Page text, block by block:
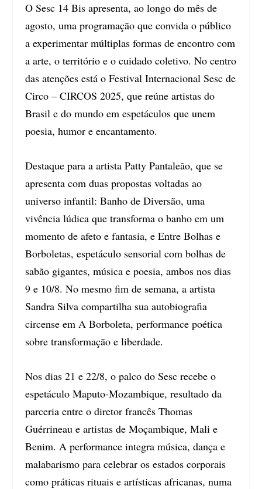
O Sesc 14 Bis apresenta, ao longo do mês de
agosto, uma programação que convida o público
a experimentar múltiplas formas de encontro com
a arte, o território e o cuidado coletivo. No centro
das atenções está o Festival Internacional Sesc de
Circo – CIRCOS 2025, que reúne artistas do
Brasil e do mundo em espetáculos que unem
poesia, humor e encantamento.
Destaque para a artista Patty Pantaleão, que se
apresenta com duas propostas voltadas ao
universo infantil: Banho de Diversão, uma
vivência lúdica que transforma o banho em um
momento de afeto e fantasia, e Entre Bolhas e
Borboletas, espetáculo sensorial com bolhas de
sabão gigantes, música e poesia, ambos nos dias
9 e 10/8. No mesmo fim de semana, a artista
Sandra Silva compartilha sua autobiografia
circense em A Borboleta, performance poética
sobre transformação e liberdade.
Nos dias 21 e 22/8, o palco do Sesc recebe o
espetáculo Maputo-Mozambique, resultado da
parceria entre o diretor francês Thomas
Guérrineau e artistas de Moçambique, Mali e
Benim. A performance integra música, dança e
malabarismo para celebrar os estados corporais
como práticas rituais e artísticas africanas, numa